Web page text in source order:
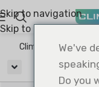
Skip to navigation
Skip to main content
Climapro® การระ
We've
Do you